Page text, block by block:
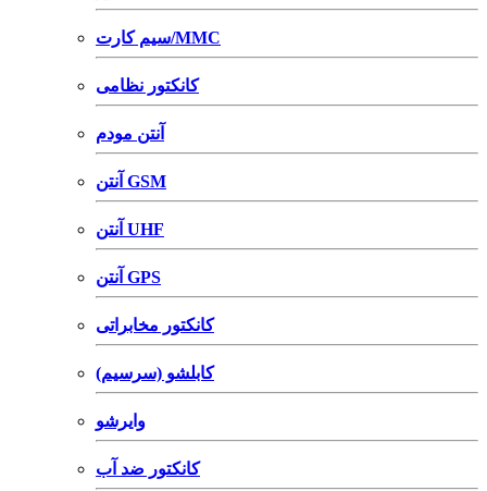
سیم کارت/MMC
کانکتور نظامی
آنتن مودم
آنتن GSM
آنتن UHF
آنتن GPS
کانکتور مخابراتی
کابلشو (سرسیم)
وایرشو
کانکتور ضد آب